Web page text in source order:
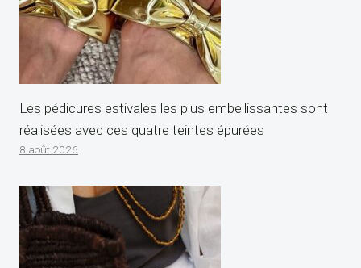
Les pédicures estivales les plus embellissantes sont
réalisées avec ces quatre teintes épurées
8 août 2026